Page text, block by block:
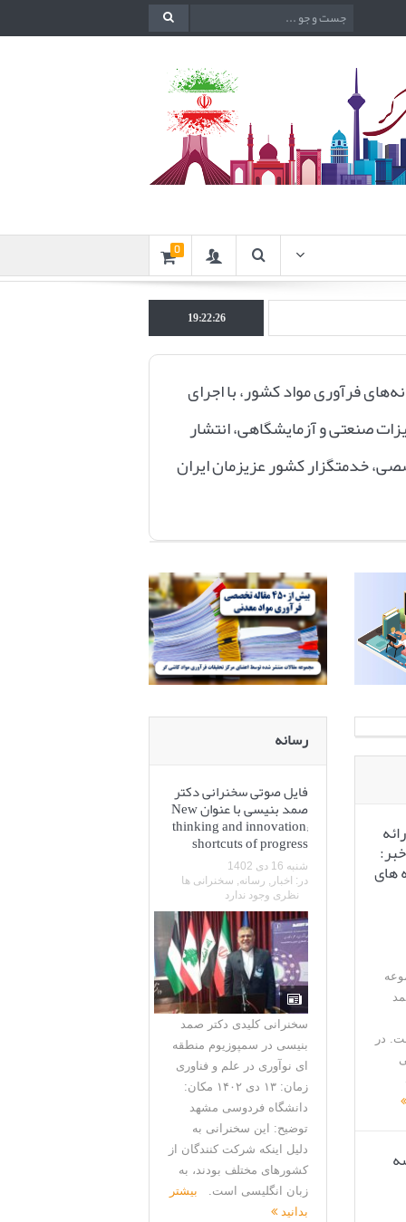
0
19:22:27
کارخانه‌های فرآوری مواد کشور، با اجرای
صنعتی و آزمایشگاهی، انتشار
خدمتگزارکشور عزیزمان ایران
رسانه
فایل صوتی سخنرانی دکتر
صمد بنیسی با عنوان New
thinking and innovation;
shortcuts of progress
شنبه 16 دی 1402
در: اخبار رسانه سخنرانی ها
نظری وجود ندارد
سخنرانی کلیدی دکتر صمد
بنیسی در سمپوزیوم منطقه
ای نوآوری در علم و فناوری
زمان: ۱۳ دی ۱۴۰۲ مکان:
دانشگاه فردوسی مشهد
توضیح: این سخنرانی به
دلیل اینکه شرکت کنندگان از
کشورهای مختلف بودند، به
زبان انگلیسی است. بیشتر
بدانید
های
در